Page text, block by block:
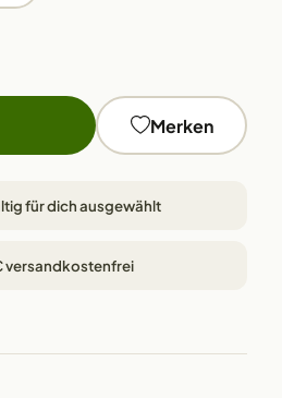
Merken
für dich ausgewählt
versandkostenfrei